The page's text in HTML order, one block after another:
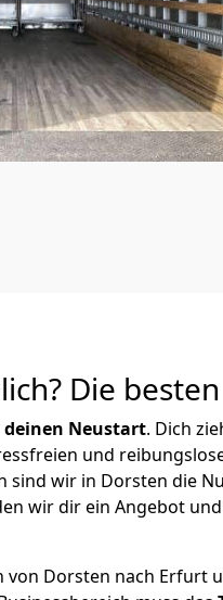
Die
deinen Neustart. Dich
und
sind wir in Dorsten die
wir dir ein Angebot
Dorsten nach Erfurt